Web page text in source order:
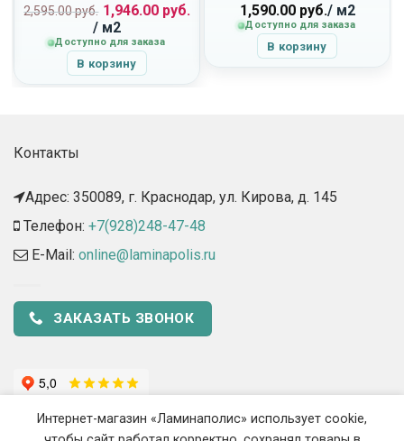
2,595.00руб. Первоначальная
цена
составляла
2,595.00
руб..
1,946.00руб.
Текущая
цена:
1,946.00
руб..
/ м2
Доступно для заказа
В корзину
1,590.00руб./ м2
Доступно для заказа
В корзину
Контакты
Адрес: 350089, г. Краснодар, ул. Кирова, д. 145​
Телефон: +7(928)248-47-48
E-Mail: online@laminapolis.ru
ЗАКАЗАТЬ ЗВОНОК
Интернет-магазин «Ламинаполис» использует cookie,